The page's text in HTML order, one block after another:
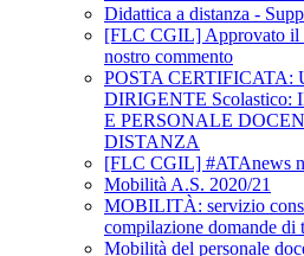
Didattica a distanza -
[FLC CGIL] Approvato il
nostro commento
POSTA CERTIFICATA:
DIRIGENTE
E PERSONALE
DISTANZA
[FLC CGIL] #ATAnews
Mobilità A.S. 2020/21
MOBILITÀ: servizio
compilazione domande di
Mobilità del personale